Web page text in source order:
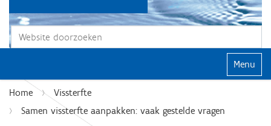
Zoek
Klap
Home
Vissterfte
Samen vissterfte aanpakken: vaak gestelde vragen